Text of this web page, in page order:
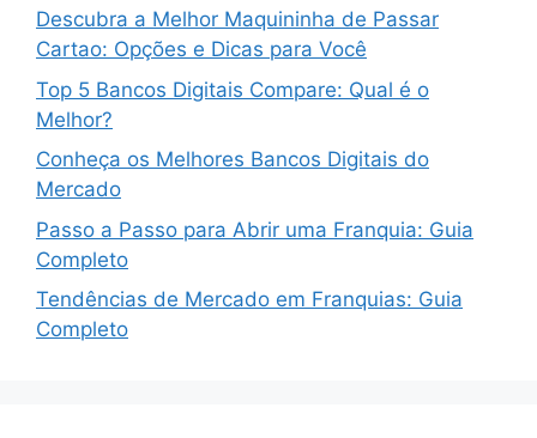
Descubra a Melhor Maquininha de Passar
Cartao: Opções e Dicas para Você
Top 5 Bancos Digitais Compare: Qual é o
Melhor?
Conheça os Melhores Bancos Digitais do
Mercado
Passo a Passo para Abrir uma Franquia: Guia
Completo
Tendências de Mercado em Franquias: Guia
Completo